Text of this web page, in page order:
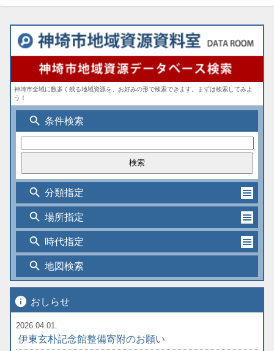
神埼市全域に数多く残る地域資源を、お好みの形で検索できます。まずは検索してみよ
う！
search 条件検索
search 分類指定
search 場所指定
search 時代指定
search 地図検索
info おしらせ
2026.04.01.
伊東玄朴記念館整備寄附のお願い